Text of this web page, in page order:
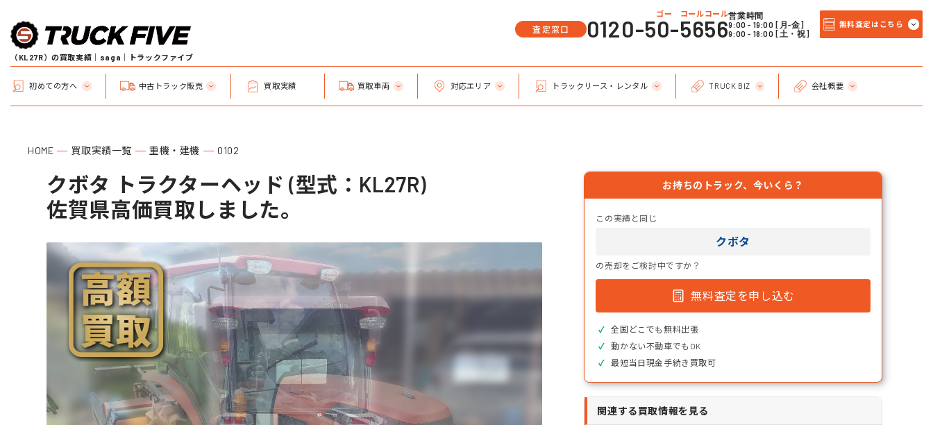
（KL27R）の買取実績｜saga｜トラックファイブ
査定窓口
ゴー コールコール
0120-50-5656営業時間
9:00 - 19:00 [月-金]
9:00 - 18:00 [土・祝]
無料査定はこちら
初めての方へ 中古トラック販売 買取実績 買取車両 対応エリア トラックリース・レンタル TRUCK BIZ 会社概要
HOME 買取実績一覧 重機・建機 0102
クボタ トラクターヘッド (型式：KL27R)
佐賀県高価買取しました。
お持ちのトラック、今いくら？
この実績と同じ
クボタ
の売却をご検討中ですか？
無料査定を申し込む
全国どこでも無料出張
動かない不動車でもOK
最短当日現金手続き買取可
関連する買取情報を見る